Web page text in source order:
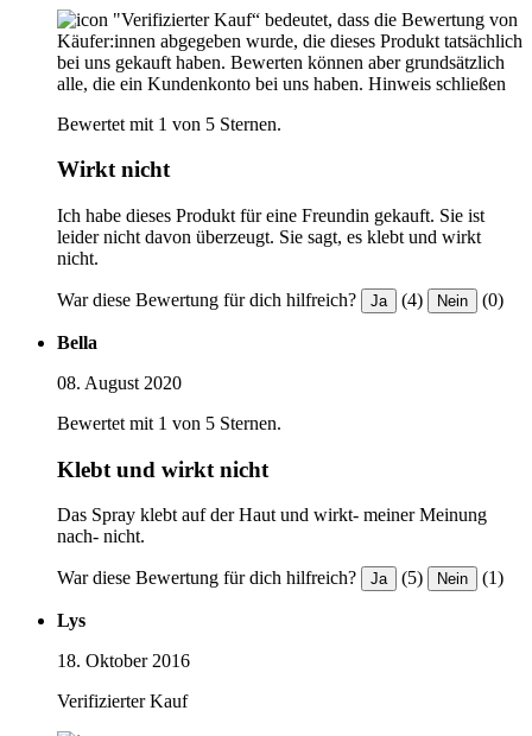
"Verifizierter Kauf“ bedeutet, dass die Bewertung von
Käufer:innen abgegeben wurde, die dieses Produkt tatsächlich
bei uns gekauft haben. Bewerten können aber grundsätzlich
alle, die ein Kundenkonto bei uns haben. Hinweis schließen
Bewertet mit 1 von 5 Sternen.
Wirkt nicht
Ich habe dieses Produkt für eine Freundin gekauft. Sie ist
leider nicht davon überzeugt. Sie sagt, es klebt und wirkt
nicht.
War diese Bewertung für dich hilfreich? Ja (4) Nein (0)
Bella
08. August 2020
Bewertet mit 1 von 5 Sternen.
Klebt und wirkt nicht
Das Spray klebt auf der Haut und wirkt- meiner Meinung
nach- nicht.
War diese Bewertung für dich hilfreich? Ja (5) Nein (1)
Lys
18. Oktober 2016
Verifizierter Kauf